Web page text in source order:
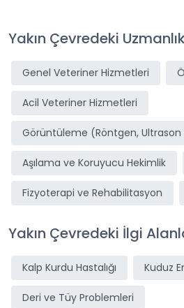
Yakın Çevredeki
Genel Veteriner Hizmetleri
Acil Veteriner Hizmetleri
Görüntüleme (Röntgen, Ultrason
Aşılama ve Koruyucu Hekimlik
Fizyoterapi ve Rehabilitasyon
Yakın Çevredeki İlgi
Kalp Kurdu Hastalığı Kuduz
Deri ve Tüy Problemleri